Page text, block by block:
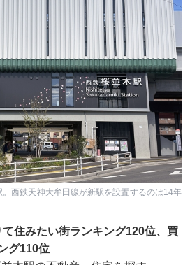
西鉄天神大牟田線が新駅を設置するのは14年
て住みたい街ランキング120位、買
グ110位